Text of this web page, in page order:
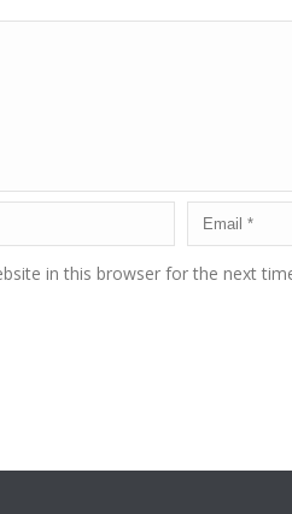
in this browser for the next